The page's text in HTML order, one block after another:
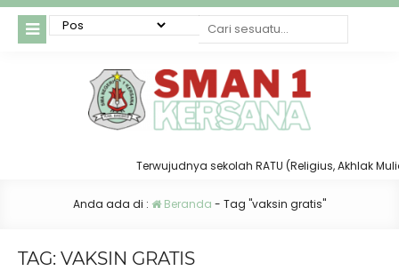
Terwujudnya sekolah RATU (Religius, Akhlak
Anda ada di : Beranda - Tag "vaksin gratis"
TAG: VAKSIN GRATIS